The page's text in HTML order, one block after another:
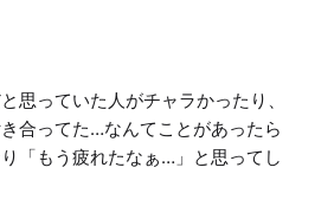
思っていた人がチャラかったり、
合ってた…なんてことがあったら
「もう疲れたなぁ…」と思ってし